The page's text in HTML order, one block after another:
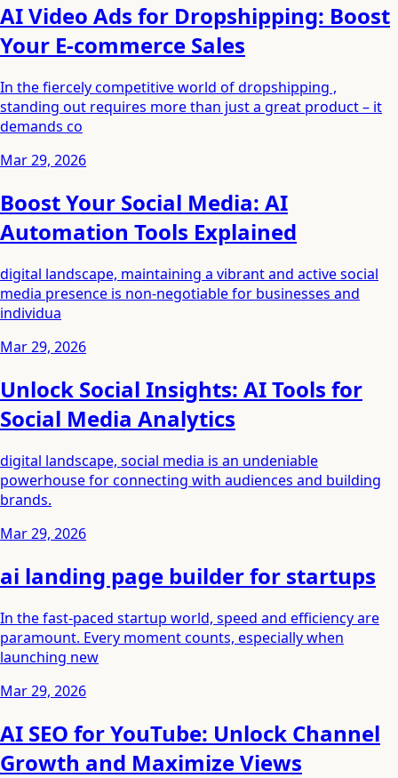
AI Video Ads for Dropshipping: Boost
Your E-commerce Sales
In the fiercely competitive world of dropshipping ,
standing out requires more than just a great product – it
demands co
Mar 29, 2026
Boost Your Social Media: AI
Automation Tools Explained
digital landscape, maintaining a vibrant and active social
media presence is non-negotiable for businesses and
individua
Mar 29, 2026
Unlock Social Insights: AI Tools for
Social Media Analytics
digital landscape, social media is an undeniable
powerhouse for connecting with audiences and building
brands.
Mar 29, 2026
ai landing page builder for startups
In the fast-paced startup world, speed and efficiency are
paramount. Every moment counts, especially when
launching new
Mar 29, 2026
AI SEO for YouTube: Unlock Channel
Growth and Maximize Views